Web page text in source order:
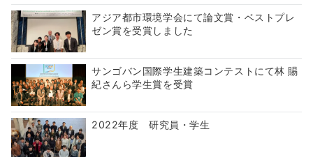
アジア都市環境学会にて論文賞・ベストプレ
ゼン賞を受賞しました
サンゴバン国際学生建築コンテストにて林 賜
紀さんら学生賞を受賞
2022年度 研究員・学生